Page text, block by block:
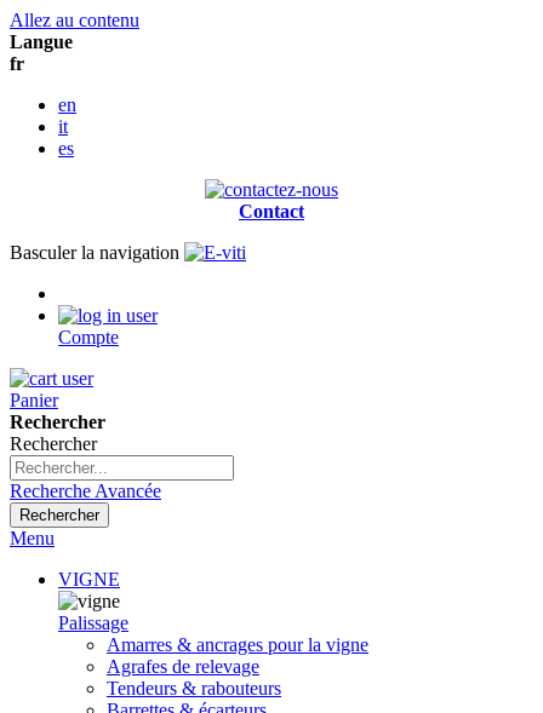
Allez au contenu
Langue
fr
en
it
es
Contact
Basculer la navigation
Compte
Panier
Rechercher
Rechercher
Recherche Avancée
Rechercher
Menu
VIGNE
Palissage
Amarres & ancrages pour la vigne
Agrafes de relevage
Tendeurs & rabouteurs